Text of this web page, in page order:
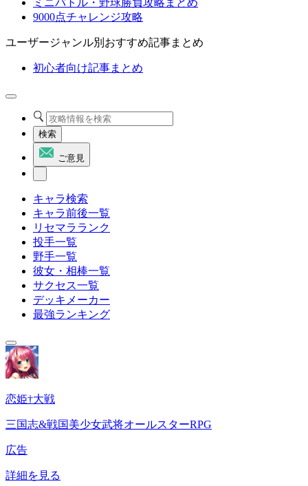
ミニバトル・野球勝負攻略まとめ
9000点チャレンジ攻略
ユーザージャンル別おすすめ記事まとめ
初心者向け記事まとめ
検索
ご意見
キャラ検索
キャラ前後一覧
リセマラランク
投手一覧
野手一覧
彼女・相棒一覧
サクセス一覧
デッキメーカー
最強ランキング
恋姫†大戦
三国志&戦国美少女武将オールスターRPG
広告
詳細を見る